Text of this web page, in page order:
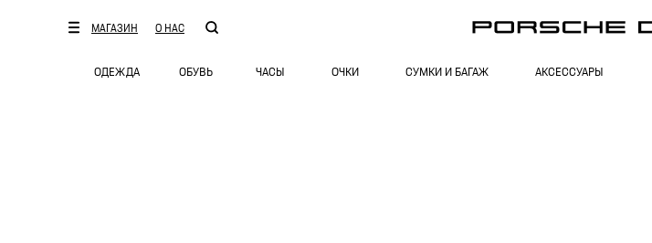
МАГАЗИН О НАС
ОДЕЖДА ОБУВЬ ЧАСЫ ОЧКИ АКСЕССУАРЫ
СУМКИ И БАГАЖ